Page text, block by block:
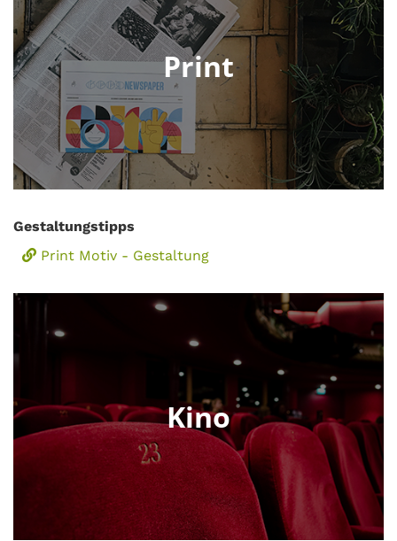
Print
Gestaltungstipps
Print Motiv - Gestaltung
Kino